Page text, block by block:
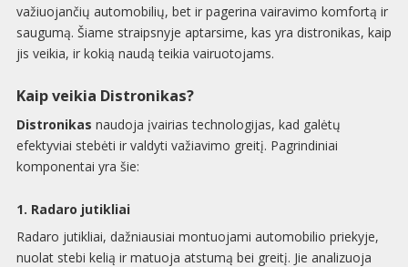
važiuojančių automobilių, bet ir pagerina vairavimo komfortą ir
saugumą. Šiame straipsnyje aptarsime, kas yra distronikas, kaip
jis veikia, ir kokią naudą teikia vairuotojams.
Kaip veikia Distronikas?
Distronikas naudoja įvairias technologijas, kad galėtų
efektyviai stebėti ir valdyti važiavimo greitį. Pagrindiniai
komponentai yra šie:
1. Radaro jutikliai
Radaro jutikliai, dažniausiai montuojami automobilio priekyje,
nuolat stebi kelią ir matuoja atstumą bei greitį. Jie analizuoja